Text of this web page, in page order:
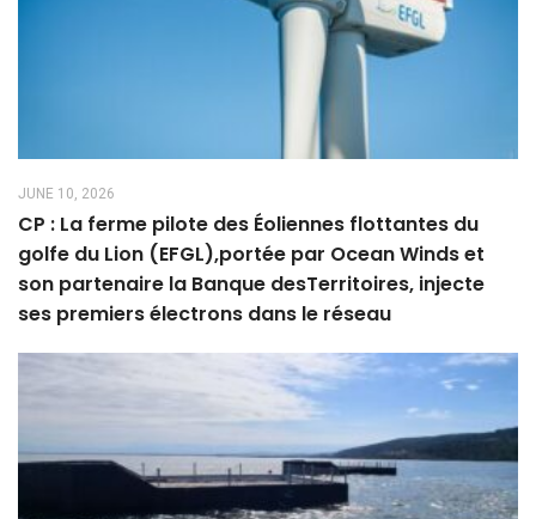
JUNE 10, 2026
CP : La ferme pilote des Éoliennes flottantes du
golfe du Lion (EFGL),portée par Ocean Winds et
son partenaire la Banque desTerritoires, injecte
ses premiers électrons dans le réseau